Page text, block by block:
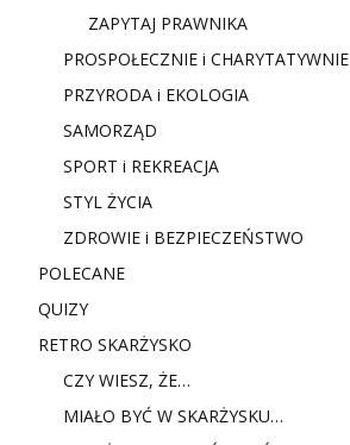
ZAPYTAJ PRAWNIKA
PROSPOŁECZNIE i CHARYTATYWNIE
PRZYRODA i EKOLOGIA
SAMORZĄD
SPORT i REKREACJA
STYL ŻYCIA
ZDROWIE i BEZPIECZEŃSTWO
POLECANE
QUIZY
RETRO SKARŻYSKO
CZY WIESZ, ŻE…
MIAŁO BYĆ W SKARŻYSKU…